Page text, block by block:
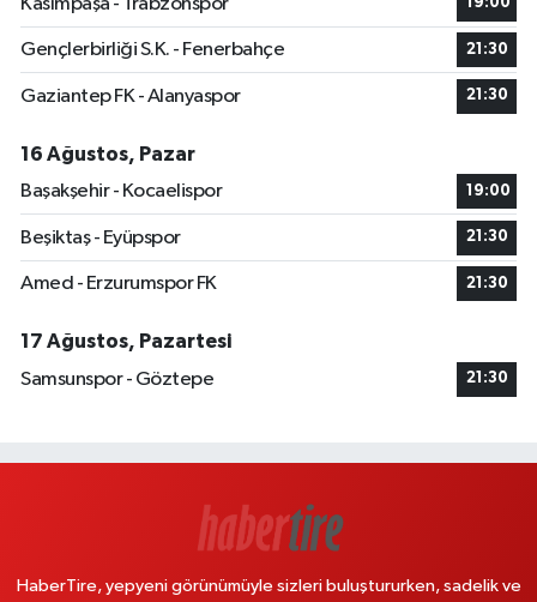
19:00
Gençlerbirliği S.K. - Fenerbahçe 21:30
Gaziantep FK - Alanyaspor 21:30
16 Ağustos, Pazar
Başakşehir - Kocaelispor
19:00
Beşiktaş - Eyüpspor 21:30
Amed - Erzurumspor FK 21:30
17 Ağustos, Pazartesi
Samsunspor - Göztepe
21:30
HaberTire, yepyeni görünümüyle sizleri buluştururken, sadelik ve